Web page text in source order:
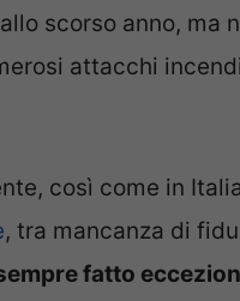
scorso anno, ma
attacchi
così come in
, tra mancanza di
fatto